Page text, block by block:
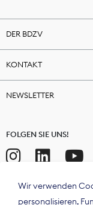
DER BDZV
KONTAKT
NEWSLETTER
FOLGEN SIE UNS!
Wir verwenden
personalisieren,